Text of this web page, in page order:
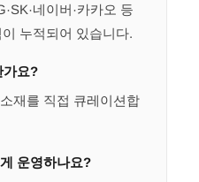
네이버·카카오 등
누적되어 있습니다.
가요?
재를 직접 큐레이션합
운영하나요?